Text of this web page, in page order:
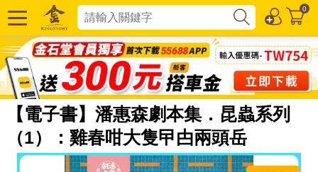
0
【電子書】潘惠森劇本集．昆蟲系列
（1）：雞春咁大隻曱甴兩頭岳